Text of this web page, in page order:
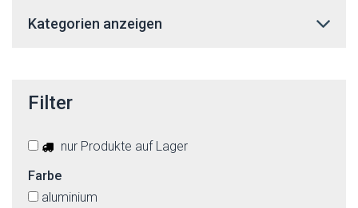
Kategorien anzeigen
Filter
nur Produkte auf Lager
Farbe
aluminium